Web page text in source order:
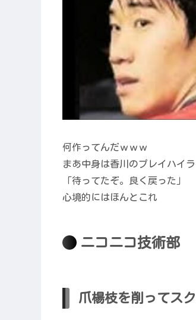
何作ってんだｗｗｗ
まあ中身は香川のプレイハイ
「待ってたぞ。良く戻った」
心境的にはほんとこれ
ニコニコ技術部
爪楊枝を削ってス